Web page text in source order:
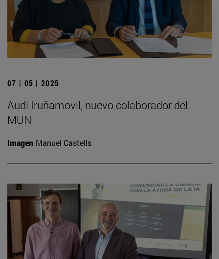
07 | 05 | 2025
Audi Iruñamovil, nuevo colaborador del
MUN
Imagen Manuel Castells